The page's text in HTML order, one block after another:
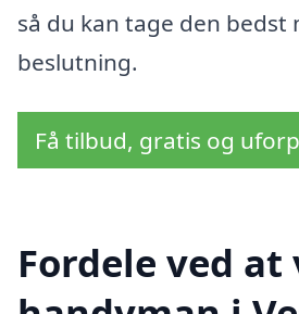
så du kan tage den bedst
beslutning.
Få tilbud, gratis og
Fordele ved